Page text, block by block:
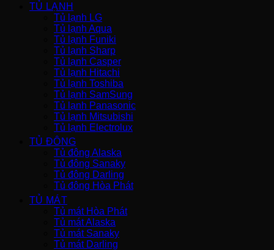
TỦ LẠNH
Tủ lạnh LG
Tủ lạnh Aqua
Tủ lạnh Funiki
Tủ lạnh Sharp
Tủ lạnh Casper
Tủ lạnh Hitachi
Tủ lạnh Toshiba
Tủ lạnh SamSung
Tủ lạnh Panasonic
Tủ lạnh Mitsubishi
Tủ lạnh Electrolux
TỦ ĐÔNG
Tủ đông Alaska
Tủ đông Sanaky
Tủ đông Darling
Tủ đông Hòa Phát
TỦ MÁT
Tủ mát Hòa Phát
Tủ mát Alaska
Tủ mát Sanaky
Tủ mát Darling